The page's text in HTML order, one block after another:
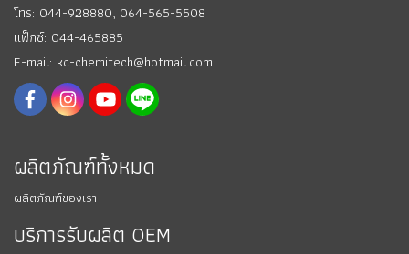
โทร: 044-928880, 064-565-5508
แฟ็กซ์: 044-465885
E-mail: kc-chemitech@hotmail.com
ผลิตภัณฑ์ทั้งหมด
ผลิตภัณฑ์ของเรา
บริการรับผลิต OEM